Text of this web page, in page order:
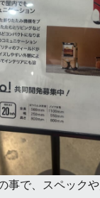
事で、スペック